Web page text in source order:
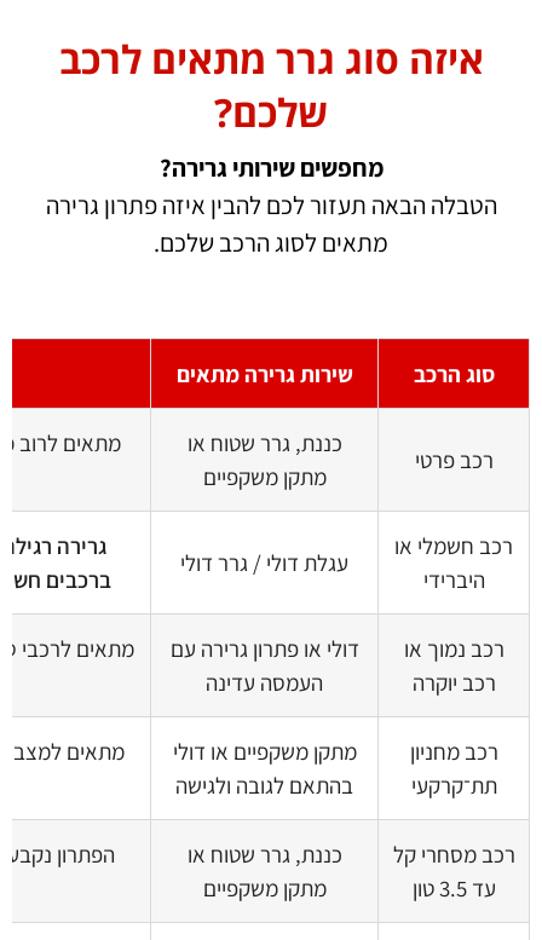
איזה סוג גרר מתאים לרכב
שלכם?
מחפשים שירותי גרירה?
הטבלה הבאה תעזור לכם להבין איזה פתרון גרירה
מתאים לסוג הרכב שלכם.
סוג הרכב שירות גרירה מתאים
רכב פרטי
כננת, גרר שטוח או
מתקן משקפיים
מתאים לרוב
רכב חשמלי או
היברידי
עגלת דולי / גרר דולי
גרירה
ברכבים
רכב נמוך או
רכב יוקרה
דולי או פתרון גרירה עם
העמסה עדינה
מתאים לרכבי
רכב מחניון
תת־קרקעי
מתקן משקפיים או דולי
בהתאם לגובה ולגישה
מתאים
רכב מסחרי קל
עד 3.5 טון
כננת, גרר שטוח או
מתקן משקפיים
הפתרון